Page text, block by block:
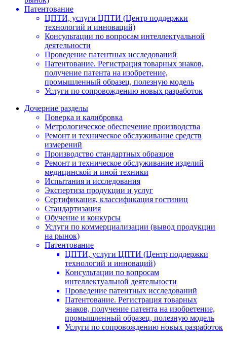
Патентование
ЦПТИ, услуги ЦПТИ (Центр поддержки
технологий и инноваций)
Консультации по вопросам интеллектуальной
деятельности
Проведение патентных исследований
Патентование. Регистрация товарных знаков,
получение патента на изобретение,
промышленный образец, полезную модель
Услуги по сопровождению новых разработок
Дочерние разделы
Поверка и калибровка
Метрологическое обеспечение производства
Ремонт и техническое обслуживание средств
измерений
Производство стандартных образцов
Ремонт и техническое обслуживание изделий
медицинской и иной техники
Испытания и исследования
Экспертиза продукции и услуг
Сертификация, классификация гостиниц
Стандартизация
Обучение и конкурсы
Услуги по коммерциализации (вывод продукции
на рынок)
Патентование
ЦПТИ, услуги ЦПТИ (Центр поддержки
технологий и инноваций)
Консультации по вопросам
интеллектуальной деятельности
Проведение патентных исследований
Патентование. Регистрация товарных
знаков, получение патента на изобретение,
промышленный образец, полезную модель
Услуги по сопровождению новых разработок